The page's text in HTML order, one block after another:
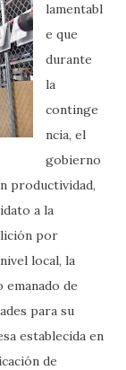
lamentabl
e que
durante
la
continge
ncia, el
gobierno
productividad,
a la
por
local, la
de
para su
establecida en
de